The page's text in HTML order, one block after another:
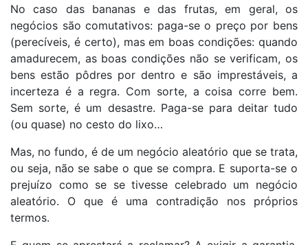
No caso das bananas e das frutas, em geral, os
negócios são comutativos: paga-se o preço por bens
(perecíveis, é certo), mas em boas condições: quando
amadurecem, as boas condições não se verificam, os
bens estão pôdres por dentro e são imprestáveis, a
incerteza é a regra. Com sorte, a coisa corre bem.
Sem sorte, é um desastre. Paga-se para deitar tudo
(ou quase) no cesto do lixo…
Mas, no fundo, é de um negócio aleatório que se trata,
ou seja, não se sabe o que se compra. E suporta-se o
prejuízo como se se tivesse celebrado um negócio
aleatório. O que é uma contradição nos próprios
termos.